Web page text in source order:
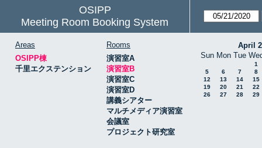
OSIPP
Meeting Room Booking System
Areas
OSIPP棟
千里エクステンション
Rooms
演習室A
演習室B
演習室C
演習室D
講義シアター
マルチメディア演習室
会議室
プロジェクト研究室
April
Sun Mon Tue
1
5
6 7
8
12
13 14
15
19
20 21
22
26
27 28 29